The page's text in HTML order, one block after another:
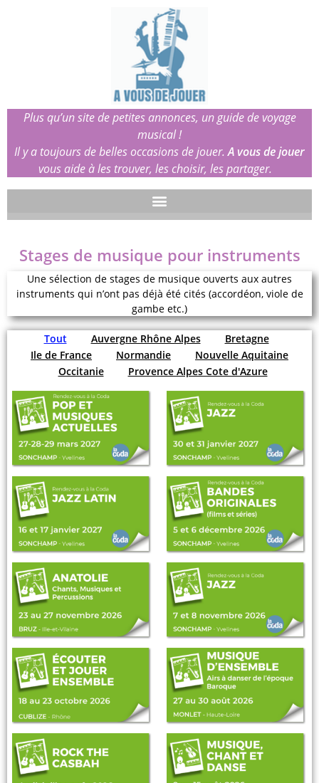
Plus qu’un site de petites annonces, un guide de voyage
musical !
Il y a toujours de belles occasions de jouer.A vous de jouer
vous aide à les trouver, les choisir, les partager.
Stages de musique pour instruments
Une sélection de stages de musique ouverts aux autres
instruments qui n’ont pas déjà été cités (accordéon, viole de
gambe etc.)
Tout Auvergne Rhône Alpes
Bretagne
Ile de France
Normandie
Nouvelle Aquitaine
Occitanie
Provence Alpes Cote d'Azure